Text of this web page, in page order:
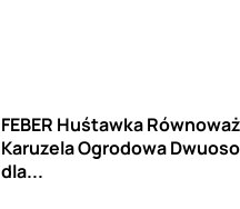
FEBER Huśtawka
Karuzela Ogrodowa
dla...